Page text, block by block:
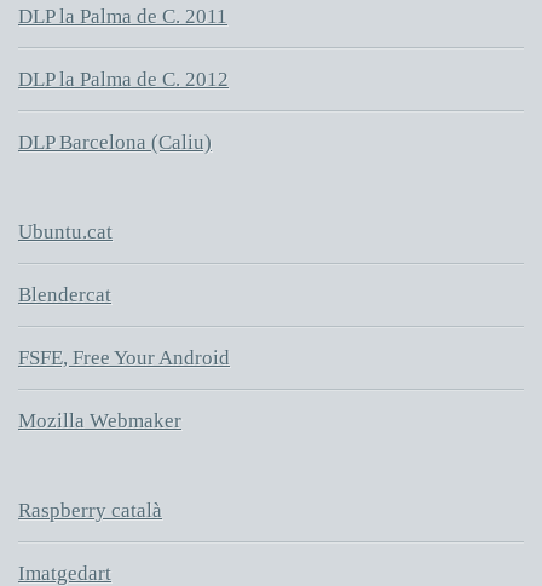
DLP la Palma de C. 2011
DLP la Palma de C. 2012
DLP Barcelona (Caliu)
Ubuntu.cat
Blendercat
FSFE, Free Your Android
Mozilla Webmaker
Raspberry català
Imatgedart